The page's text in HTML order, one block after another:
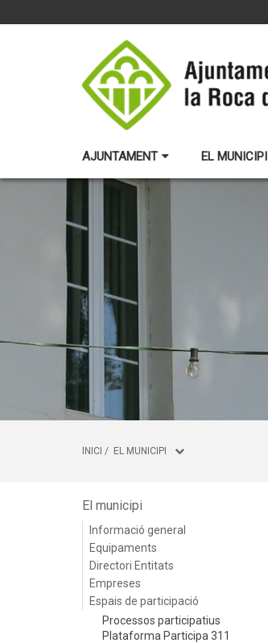
AJUNTAMENT EL MUNICIPI
INICI / EL MUNICIPI
El municipi
Informació general
Equipaments
Directori Entitats
Empreses
Espais de participació
Processos participatius
Plataforma Participa 311